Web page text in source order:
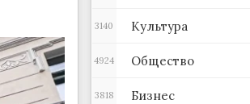
Культура
3140
Общество
4924
Бизнес
3818